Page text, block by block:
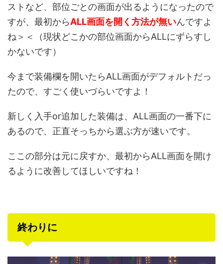
ストなど、部位ごとの画面が出るようになったので
すが、最初からALL画面を開く方法が無いんですよ
ね＞＜（現状どこかの部位画面からALLにずらすし
かないです）
今まで装備欄を開いたらALL画面がデフォルトだっ
たので、すごく使いづらいですよ！
新しく入手or追加した装備は、ALL画面の一番下に
あるので、正直そっちから選ぶ方が速いです。
ここの部分は元に戻すか、最初からALL画面を開け
るように改善してほしいですね！
終わりに